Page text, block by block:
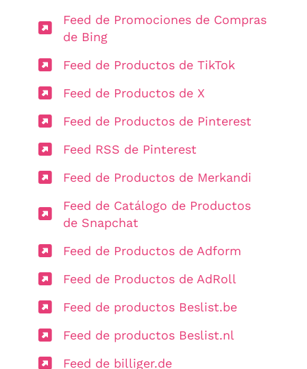
Feed de Promociones de Compras
de Bing
Feed de Productos de TikTok
Feed de Productos de X
Feed de Productos de Pinterest
Feed RSS de Pinterest
Feed de Productos de Merkandi
Feed de Catálogo de Productos
de Snapchat
Feed de Productos de Adform
Feed de Productos de AdRoll
Feed de productos Beslist.be
Feed de productos Beslist.nl
Feed de billiger.de